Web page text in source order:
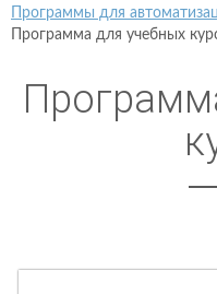
Программы для
Программа для учебных